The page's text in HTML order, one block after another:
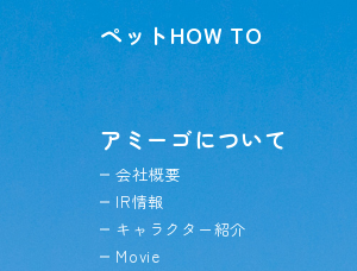
ペットHOW TO
アミーゴについて
会社概要
IR情報
キャラクター紹介
Movie